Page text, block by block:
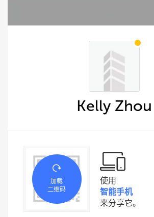
Kelly Zhou
加载
二维码
使用
智能手机
来分享它。